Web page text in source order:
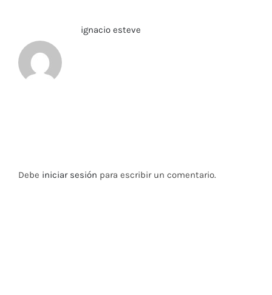
ignacio esteve
Debe iniciar sesión para escribir un comentario.